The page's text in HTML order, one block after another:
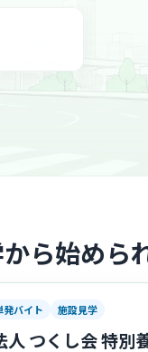
ら始めら
発バイト 施設見学
人 つくし会 特別